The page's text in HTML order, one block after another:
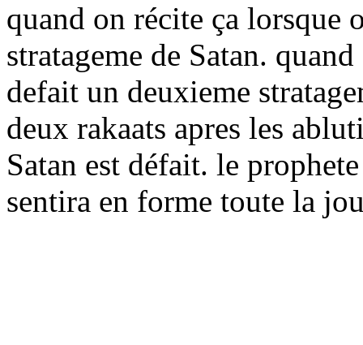
quand on récite ça lorsque
stratageme de Satan.
defait un deuxieme
deux rakaats apres les
Satan est défait. le
sentira en forme toute la